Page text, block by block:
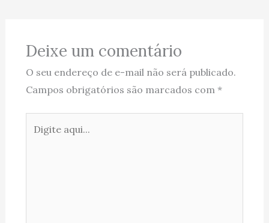
Deixe um comentário
O seu endereço de e-mail não será publicado.
Campos obrigatórios são marcados com *
aqui...